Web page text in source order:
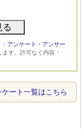
アンケート・アンサー
す。許可なく内容・
ート一覧はこちら